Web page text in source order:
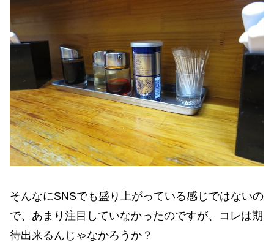
そんなにSNSでも盛り上がっている感じではないの
で、あまり注目していなかったのですが、コレは期
待出来るんじゃなかろうか？